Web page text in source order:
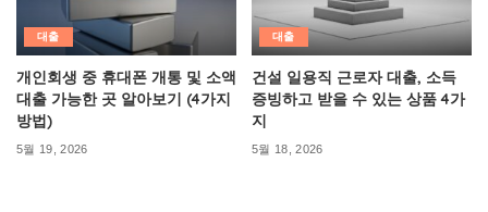
대출
개인회생 중 휴대폰 개통 및 소액
대출 가능한 곳 알아보기 (4가지
방법)
5월 19, 2026
대출
건설 일용직 근로자 대출, 소득
증빙하고 받을 수 있는 상품 4가
지
5월 18, 2026